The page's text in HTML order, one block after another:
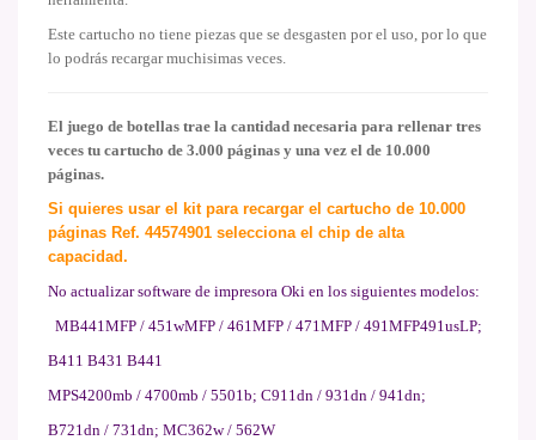
Este cartucho no tiene piezas que se desgasten por el uso, por lo que
lo podrás recargar muchisimas veces.
El juego de botellas trae la cantidad necesaria para rellenar tres
veces tu cartucho de 3.000 páginas y una vez el de 10.000
páginas.
Si quieres usar el kit para recargar el cartucho de 10.000
páginas Ref. 44574901 selecciona el chip de alta
capacidad.
No actualizar software de impresora Oki en los siguientes modelos:
MB441MFP / 451wMFP / 461MFP / 471MFP / 491MFP491usLP;
B411 B431 B441
MPS4200mb / 4700mb / 5501b; C911dn / 931dn / 941dn;
B721dn / 731dn; MC362w / 562W